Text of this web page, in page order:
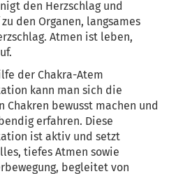
den Herzschlag und
den Organen, langsames
Atmen ist leben,
der Chakra-Atem
kann man sich die
Chakren bewusst machen und
erfahren. Diese
ist aktiv und setzt
tiefes Atmen sowie
begleitet von